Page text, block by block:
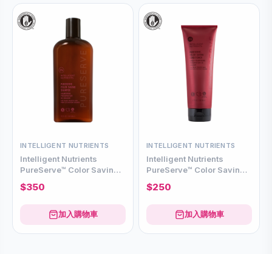
INTELLIGENT NUTRIENTS
Intelligent Nutrients
PureServe™ Color Saving
Shampoo 444ml
$350
加入購物車
INTELLIGENT NUTRIENTS
Intelligent Nutrients
PureServe™ Color Saving
Conditioner 200ml
$250
加入購物車